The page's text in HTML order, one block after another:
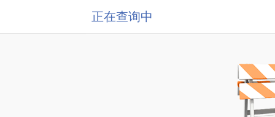
正在查询中